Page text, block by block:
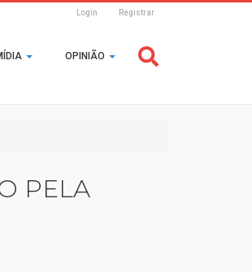
Login Registrar
OPINIÃO
PELA